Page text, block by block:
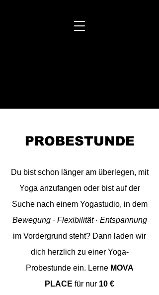
PROBESTUNDE
Du bist schon länger am überlegen, mit
Yoga anzufangen oder bist auf der
Suche nach einem Yogastudio, in dem
Bewegung · Flexibilität · Entspannung
im Vordergrund steht? Dann laden wir
dich herzlich zu einer Yoga-
Probestunde ein. Lerne MOVA
PLACE für nur 10 €